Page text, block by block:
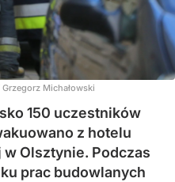
Grzegorz Michałowski
150 uczestników
z hotelu
Olsztynie. Podczas
prac budowlanych